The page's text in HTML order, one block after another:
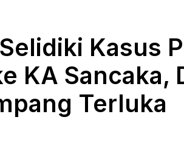
Kasus
KA Sancaka,
Terluka